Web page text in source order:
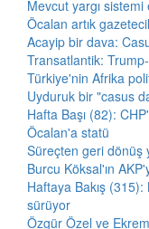
Mevcut yargı
Öcalan artık
Acayip bir dava:
Transatlantik:
Türkiye'nin Afrika
Uyduruk bir "casus
Hafta Başı (82):
Öcalan'a statü
Süreçten geri dönüş
Burcu Köksal'ın
Haftaya Bakış (315):
sürüyor
Özgür Özel ve